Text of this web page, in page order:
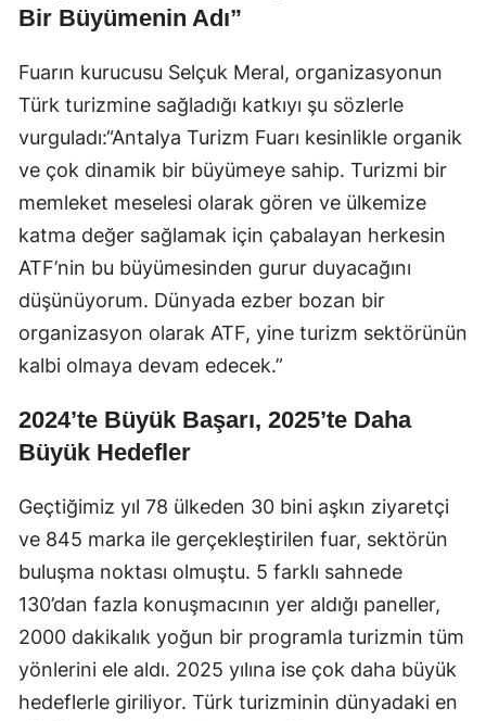
Bir Büyümenin Adı”
Fuarın kurucusu Selçuk Meral, organizasyonun
Türk turizmine sağladığı katkıyı şu sözlerle
vurguladı:“Antalya Turizm Fuarı kesinlikle organik
ve çok dinamik bir büyümeye sahip. Turizmi bir
memleket meselesi olarak gören ve ülkemize
katma değer sağlamak için çabalayan herkesin
ATF’nin bu büyümesinden gurur duyacağını
düşünüyorum. Dünyada ezber bozan bir
organizasyon olarak ATF, yine turizm sektörünün
kalbi olmaya devam edecek.”
2024’te Büyük Başarı, 2025’te Daha
Büyük Hedefler
Geçtiğimiz yıl 78 ülkeden 30 bini aşkın ziyaretçi
ve 845 marka ile gerçekleştirilen fuar, sektörün
buluşma noktası olmuştu. 5 farklı sahnede
130’dan fazla konuşmacının yer aldığı paneller,
2000 dakikalık yoğun bir programla turizmin tüm
yönlerini ele aldı. 2025 yılına ise çok daha büyük
hedeflerle giriliyor. Türk turizminin dünyadaki en